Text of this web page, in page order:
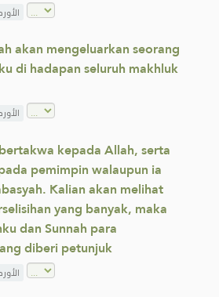
akan mengeluarkan seorang
di hadapan seluruh makhluk
kepada Allah, serta
pemimpin walaupun ia
Kalian akan melihat
yang banyak, maka
dan Sunnah para
diberi petunjuk